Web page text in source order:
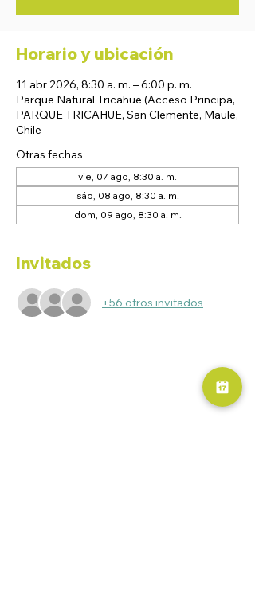
Horario y ubicación
11 abr 2026, 8:30 a. m. – 6:00 p. m.
Parque Natural Tricahue (Acceso Principa,
PARQUE TRICAHUE, San Clemente, Maule,
Chile
Otras fechas
vie, 07 ago, 8:30 a. m.
sáb, 08 ago, 8:30 a. m.
dom, 09 ago, 8:30 a. m.
Invitados
+56 otros invitados